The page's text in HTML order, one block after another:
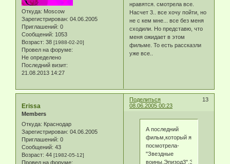
Откуда: Moscow
Зарегистрирован: 04.06.2005
Приглашений: 0
Сообщений: 1053
Возраст: 38 [1988-02-20]
Провел на форуме:
Не определено
Последний визит:
21.08.2013 14:27
нравятся. смотрела все.
Насчет 3.. все хочу пойти, но
не с кем мне... все без меня
сходили. Но представю, что
меня ожидает в этом
фильме. То есть рассказли
уже все..
Поделиться
13
08.06.2005 00:23
Erissa
Members
Откуда: Краснодар
Зарегистрирован: 04.06.2005
Приглашений: 0
Сообщений: 43
Возраст: 44 [1982-05-12]
Провел на форуме:
А последний
фильм,который я
посмотрела-
"Звездные
воины.Эпизод3".Это